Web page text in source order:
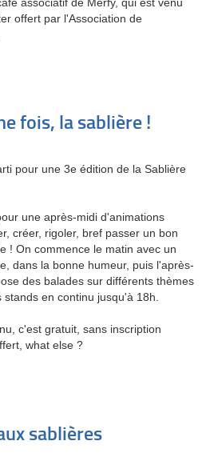
offert par l'Association de
fois, la sablière !
pour une 3e édition de la Sablière
une après-midi d'animations
créer, rigoler, bref passer un bon
! On commence le matin avec un
dans la bonne humeur, puis l'après-
des balades sur différents thèmes
en continu jusqu'à 18h.
c'est gratuit, sans inscription
what else ?
sablières